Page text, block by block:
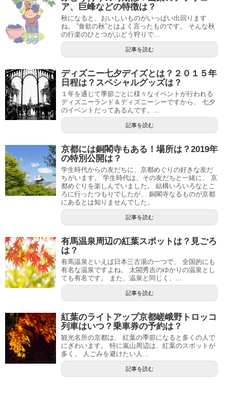
ア、巨峰などの特徴は？
秋になると、おいしいものがいっぱい出回ります
ね。 ”食欲の秋”とはよく言ったものです。 そんな秋
の行楽のひとつがぶどう狩りで...
記事を読む
ディズニー七夕デイズとは？２０１５年
日程は？スペシャルグッズは？
１年を通じて季節ごとに様々なイベントが行われる
ディズニーランド＆ディズニーシーですから、 七夕
のイベントだってあるんです。...
記事を読む
京都には銅閣寺もある！場所は？2019年
の特別公開は？
学生時代からの友だちに、京都めぐりの好きな友だ
ちがいます。 学生時代は、その友だちと一緒に、 京
都めぐりを楽しんでいました。 結構いろいろなとこ
ろに行ったつもりでしたが、 銅閣寺なるものが京都
にあるとは知りませんでした。
記事を読む
有馬温泉周辺の紅葉スポットは？見ごろ
は？
有馬温泉といえば日本三古湯の一つで、 全国的にも
有名な温泉ですよね。 太閤秀吉のゆかりの温泉とし
ても有名です。 また、温泉と同じく、...
記事を読む
紅葉のライトアップ京都嵯峨野トロッコ
列車はいつ？乗車券の予約は？
観光名所の京都は、 紅葉の季節になると多くの人で
にぎわいます。 特に嵐山周辺は、紅葉のスポットが
多く、 人ごみを避けたい人...
記事を読む